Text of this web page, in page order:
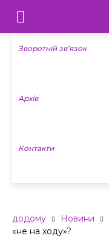
Телебачення
«Капрі»
Новини
Зворотній зв’язок
Архів
Контакти
додому Новини
«не на ходу»?